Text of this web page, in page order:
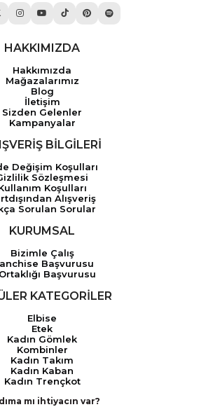
HAKKIMIZDA
Hakkımızda
Mağazalarımız
Blog
İletişim
Sizden Gelenler
Kampanyalar
BİLGİLERİ
Değişim Koşulları
Sözleşmesi
Koşulları
Alışveriş
Sorulan Sorular
KURUMSAL
Bizimle Çalış
Başvurusu
Başvurusu
KATEGORİLER
Elbise
Etek
Kadın Gömlek
Kombinler
Kadın Takım
Kadın Kaban
Kadın Trençkot
mı ihtiyacın var?